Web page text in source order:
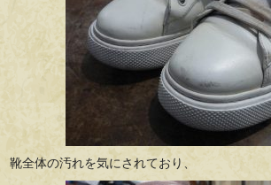
靴全体の汚れを気にされており、